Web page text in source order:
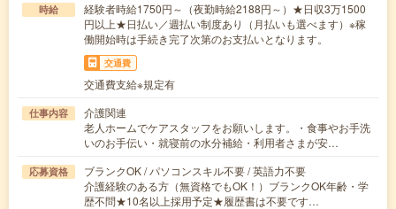
時給
経験者時給1750円～（夜勤時給2188円～）★日収3万1500
円以上★日払い／週払い制度あり（月払いも選べます）※稼
働開始時は手続き完了次第のお支払いとなります。
交通費
交通費支給※規定有
仕事内容
介護関連
老人ホームでケアスタッフをお願いします。・食事やお手洗
いのお手伝い・就寝前の水分補給・利用者さまが安…
応募資格
ブランクOK / パソコンスキル不要 / 英語力不要
介護経験のある方（無資格でもOK！）ブランクOK年齢・学
歴不問★10名以上採用予定★履歴書は不要です…